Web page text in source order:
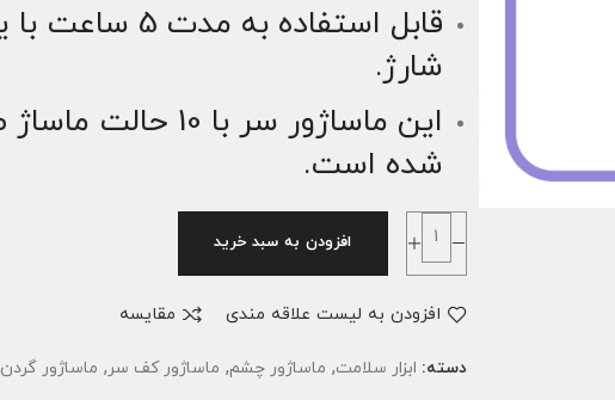
قابل استفاده به مدت 5
شارژ.
این ماساژور سر با 10
شده است.
افزودن به سبد خرید
افزودن به لیست علاقه مندی مقایسه
دسته: ابزار سلامت, ماساژور چشم, ماساژور کف سر , ماساژور گردن